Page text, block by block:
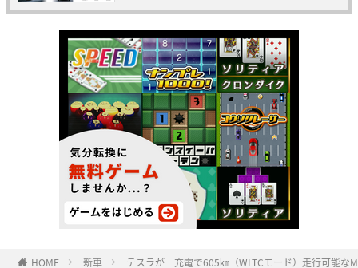
HOME 新車 テスラが一充電で605㎞（WLTCモード）走行可能